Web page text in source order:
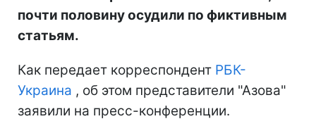
почти половину осудили по фиктивным
статьям.
Как передает корреспондент РБК-
Украина , об этом представители "Азова"
заявили на пресс-конференции.